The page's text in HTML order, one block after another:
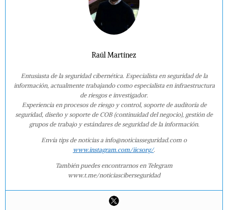
Raúl Martínez
Entusiasta de la seguridad cibernética. Especialista en seguridad de la
información, actualmente trabajando como especialista en infraestructura
de riesgos e investigador.
Experiencia en procesos de riesgo y control, soporte de auditoría de
seguridad, diseño y soporte de COB (continuidad del negocio), gestión de
grupos de trabajo y estándares de seguridad de la información.
Envía tips de noticias a info@noticiasseguridad.com o
www.instagram.com/iicsorg/.
También puedes encontrarnos en Telegram
www.t.me/noticiasciberseguridad